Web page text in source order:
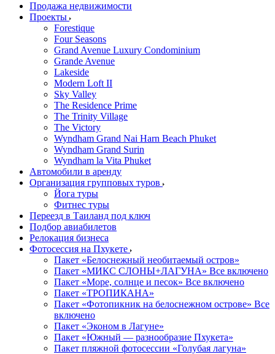
Продажа недвижимости
Проекты
Forestique
Four Seasons
Grand Avenue Luxury Condominium
Grande Avenue
Lakeside
Modern Loft II
Sky Valley
The Residence Prime
The Trinity Village
The Victory
Wyndham Grand Nai Harn Beach Phuket
Wyndham Grand Surin
Wyndham la Vita Phuket
Автомобили в аренду
Организация групповых туров
Йога туры
Фитнес туры
Переезд в Таиланд под ключ
Подбор авиабилетов
Релокация бизнеса
Фотоcессия на Пхукете
Пакет «Белоснежный необитаемый остров»
Пакет «МИКС СЛОНЫ+ЛАГУНА» Все включено
Пакет «Море, солнце и песок» Все включено
Пакет «ТРОПИКАНА»
Пакет «Фотопикник на белоснежном острове» Все
включено
Пакет «Эконом в Лагуне»
Пакет «Южный — разнообразие Пхукета»
Пакет пляжной фотосессии «Голубая лагуна»